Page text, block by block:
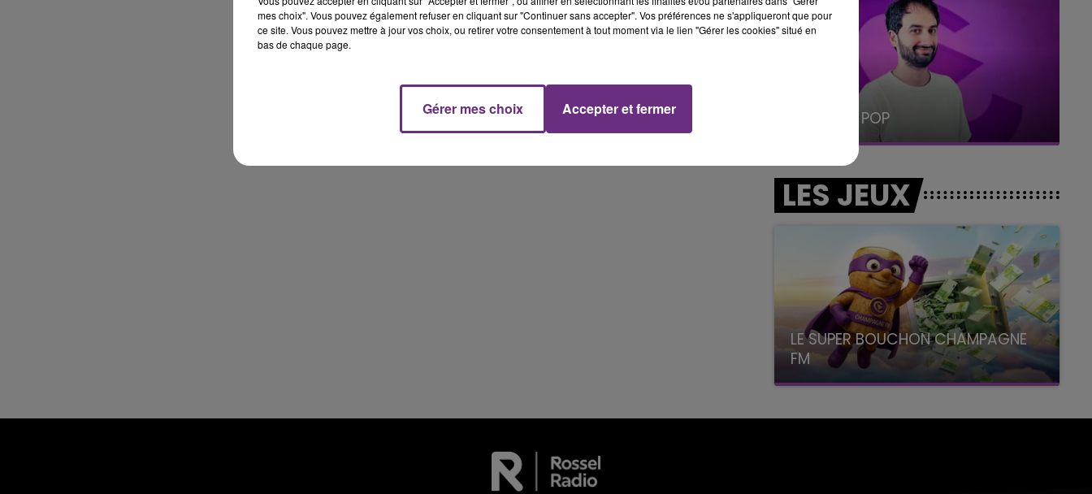
19h15 - 20h00
LA RADIO POP
LE BEST OF DE LA FAMILLE
CHAMPAGNE FM
LES JEUX
LE SUPER BOUCHON CHAMPAGNE
FM
avec La Famille Champagne FM, à 8H10
mes choix". Vous pouvez également refuser en cliquant sur "Continuer sans accepter". Vos préférences ne s'appliqueront que pour
ce site. Vous pouvez mettre à jour vos choix, ou retirer votre consentement à tout moment via le lien "Gérer les cookies" situé en
bas de chaque page.
Gérer mes choix Accepter et fermer